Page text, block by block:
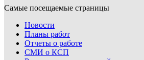
Самые посещаемые страницы
Новости
Планы работ
Отчеты о работе
СМИ о КСП